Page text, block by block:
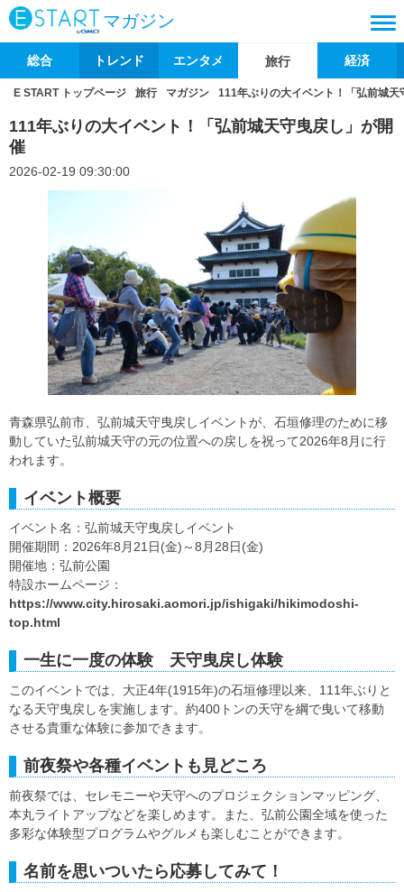
マガジン
総合 トレンド エンタメ 旅行 経済
E START トップページ 旅行 マガジン 111年ぶりの大イベント！「弘前城天
111年ぶりの大イベント！「弘前城天守曳戻し」が開
催
2026-02-19 09:30:00
青森県弘前市、弘前城天守曳戻しイベントが、石垣修理のために移
動していた弘前城天守の元の位置への戻しを祝って2026年8月に行
われます。
イベント概要
イベント名：弘前城天守曳戻しイベント
開催期間：2026年8月21日(金)～8月28日(金)
開催地：弘前公園
特設ホームページ：
https://www.city.hirosaki.aomori.jp/ishigaki/hikimodoshi-
top.html
一生に一度の体験 天守曳戻し体験
このイベントでは、大正4年(1915年)の石垣修理以来、111年ぶりと
なる天守曳戻しを実施します。約400トンの天守を綱で曳いて移動
させる貴重な体験に参加できます。
前夜祭や各種イベントも見どころ
前夜祭では、セレモニーや天守へのプロジェクションマッピング、
本丸ライトアップなどを楽しめます。また、弘前公園全域を使った
多彩な体験型プログラムやグルメも楽しむことができます。
名前を思いついたら応募してみて！